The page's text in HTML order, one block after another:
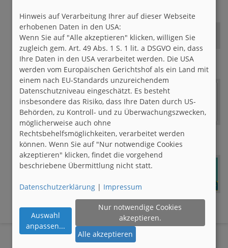
Erholsame Osterfeiertage & viel
Sonnenschein :)
DarkForestMoth 29.03.2024 - 07:06 h
brieffreunde.de 07.08.2023 - 00:30 h
brieffreunde.de 07.08.2022 - 00:30 h
Hinweis auf Verarbeitung Ihrer auf dieser Webseite
erhobenen Daten in den USA:
Wenn Sie auf "Alle akzeptieren" klicken, willigen Sie
zugleich gem. Art. 49 Abs. 1 S. 1 lit. a DSGVO ein, dass
Ihre Daten in den USA verarbeitet werden. Die USA
werden vom Europäischen Gerichtshof als ein Land mit
einem nach EU-Standards unzureichendem
Datenschutzniveau eingeschätzt. Es besteht
insbesondere das Risiko, dass Ihre Daten durch US-
Behörden, zu Kontroll- und zu Überwachungszwecken,
möglicherweise auch ohne
Rechtsbehelfsmöglichkeiten, verarbeitet werden
können. Wenn Sie auf "Nur notwendige Cookies
akzeptieren" klicken, findet die vorgehend
beschriebene Übermittlung nicht statt.
Datenschutzerklärung | Impressum
Auswahl
anpassen...
Nur notwendige Cookies
akzeptieren.
Alle akzeptieren